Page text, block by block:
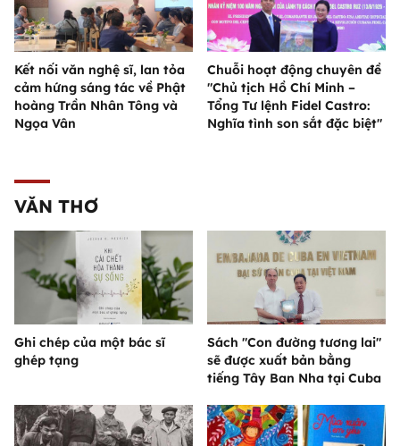
Kết nối văn nghệ sĩ, lan tỏa
cảm hứng sáng tác về Phật
hoàng Trần Nhân Tông và
Ngọa Vân
Chuỗi hoạt động chuyên đề
"Chủ tịch Hồ Chí Minh –
Tổng Tư lệnh Fidel Castro:
Nghĩa tình son sắt đặc biệt"
VĂN THƠ
Ghi chép của một bác sĩ
ghép tạng
Sách "Con đường tương lai"
sẽ được xuất bản bằng
tiếng Tây Ban Nha tại Cuba